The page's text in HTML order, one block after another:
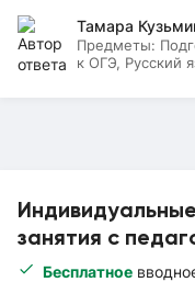
занятия с
Бесплатное
Тамара
Предметы:
к ОГЭ, Русский